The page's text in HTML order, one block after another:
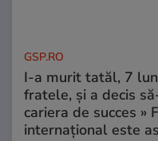
GSP.RO
I-a murit tatăl, 7
fratele, și a decis
cariera de succes »
internațional este